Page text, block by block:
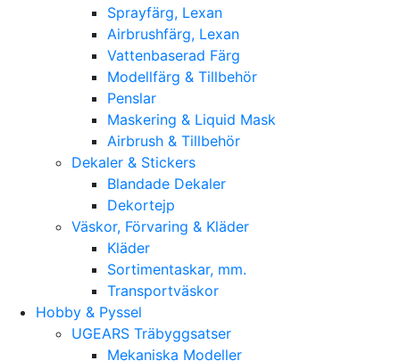
Sprayfärg, Lexan
Airbrushfärg, Lexan
Vattenbaserad Färg
Modellfärg & Tillbehör
Penslar
Maskering & Liquid Mask
Airbrush & Tillbehör
Dekaler & Stickers
Blandade Dekaler
Dekortejp
Väskor, Förvaring & Kläder
Kläder
Sortimentaskar, mm.
Transportväskor
Hobby & Pyssel
UGEARS Träbyggsatser
Mekaniska Modeller